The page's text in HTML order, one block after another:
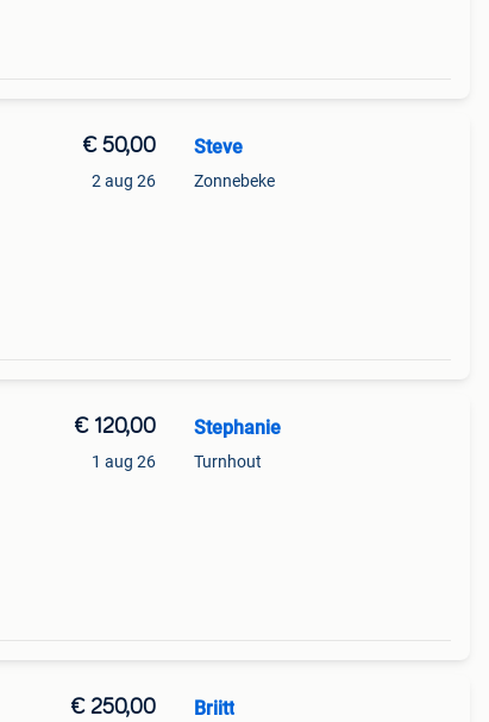
€ 50,00
2 aug 26
Steve
Zonnebeke
€ 120,00
1 aug 26
Stephanie
Turnhout
€ 250,00 Briitt